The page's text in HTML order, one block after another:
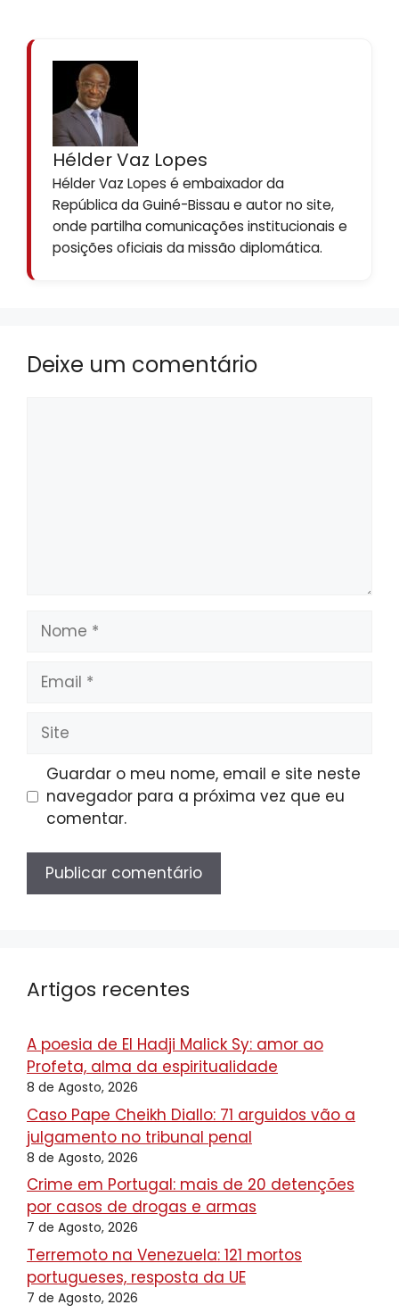
Hélder Vaz Lopes
Hélder Vaz Lopes é embaixador da
República da Guiné-Bissau e autor no site,
onde partilha comunicações institucionais e
posições oficiais da missão diplomática.
Deixe um comentário
Nome
Email
Site
Guardar o meu nome, email e site neste
navegador para a próxima vez que eu
comentar.
Artigos recentes
A poesia de El Hadji Malick Sy: amor ao
Profeta, alma da espiritualidade
8 de Agosto, 2026
Caso Pape Cheikh Diallo: 71 arguidos vão a
julgamento no tribunal penal
8 de Agosto, 2026
Crime em Portugal: mais de 20 detenções
por casos de drogas e armas
7 de Agosto, 2026
Terremoto na Venezuela: 121 mortos
portugueses, resposta da UE
7 de Agosto, 2026